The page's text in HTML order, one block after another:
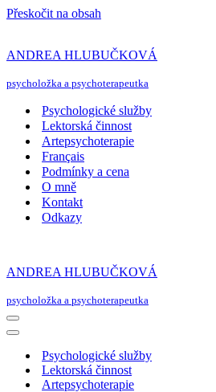
Přeskočit na obsah
ANDREA HLUBUČKOVÁ
psycholožka a psychoterapeutka
Psychologické služby
Lektorská činnost
Artepsychoterapie
Français
Podmínky a cena
O mně
Kontakt
Odkazy
ANDREA HLUBUČKOVÁ
psycholožka a psychoterapeutka
Navigační
menu
Navigační
Psychologické služby
Lektorská činnost
Artepsychoterapie